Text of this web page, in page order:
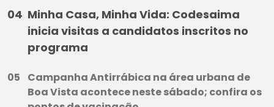
Minha Casa, Minha Vida: Codesaima
inicia visitas a candidatos inscritos no
programa
Campanha Antirrábica na área urbana de
Boa Vista acontece neste sábado; confira os